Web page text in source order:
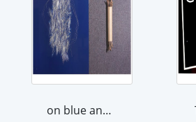
on blue and grey